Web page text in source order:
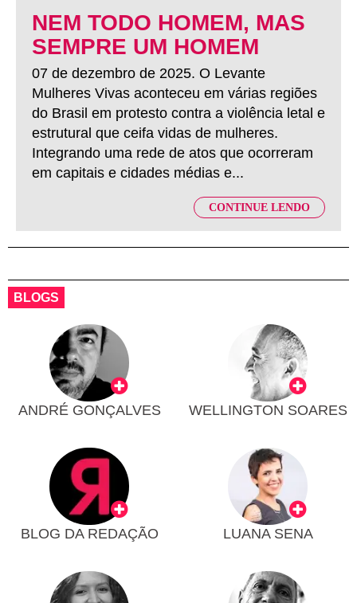
NEM TODO HOMEM, MAS
SEMPRE UM HOMEM
07 de dezembro de 2025. O Levante
Mulheres Vivas aconteceu em várias regiões
do Brasil em protesto contra a violência letal e
estrutural que ceifa vidas de mulheres.
Integrando uma rede de atos que ocorreram
em capitais e cidades médias e...
CONTINUE LENDO
BLOGS
ANDRÉ GONÇALVES WELLINGTON SOARES
BLOG DA REDAÇÃO LUANA SENA